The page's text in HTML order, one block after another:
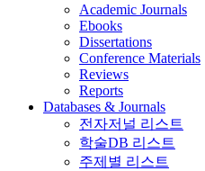
Academic Journals
Ebooks
Dissertations
Conference Materials
Reviews
Reports
Databases & Journals
전자저널 리스트
학술DB 리스트
주제별 리스트